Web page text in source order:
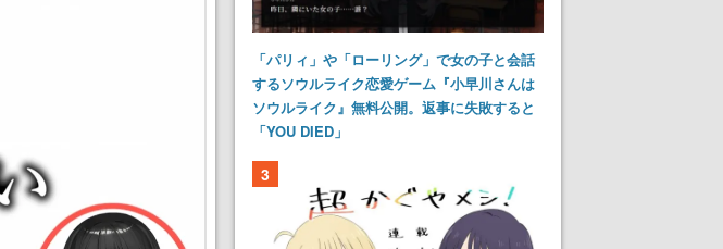
「パリィ」や「ローリング」で女の子と会話
するソウルライク恋愛ゲーム『小早川さんは
ソウルライク』無料公開。返事に失敗すると
「YOU DIED」
3